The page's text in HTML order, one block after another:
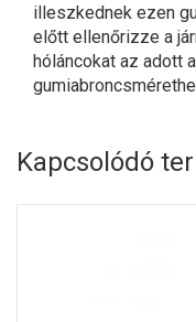
illeszkednek ezen
előtt ellenőrizze a
hóláncokat az adott
Kapcsolódó